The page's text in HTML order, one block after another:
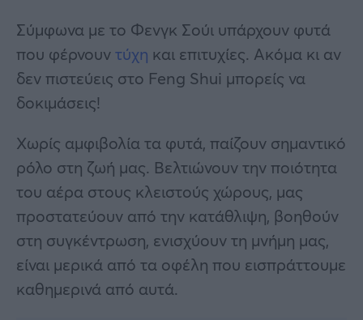
Σύμφωνα με το Φενγκ Σούι υπάρχουν φυτά
που φέρνουντύχη και επιτυχίες. Ακόμα κι αν
δεν πιστεύεις στο Feng Shui μπορείς να
δοκιμάσεις!
Χωρίς αμφιβολία τα φυτά, παίζουν σημαντικό
ρόλο στη ζωή μας. Βελτιώνουν την ποιότητα
του αέρα στους κλειστούς χώρους, μας
προστατεύουν από την κατάθλιψη, βοηθούν
στη συγκέντρωση, ενισχύουν τη μνήμη μας,
είναι μερικά από τα οφέλη που εισπράττουμε
καθημερινά από αυτά.